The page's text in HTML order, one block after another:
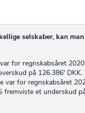
selskaber, kan
for regnskabsåret
på 126.386' DKK.
var for regnskabsåret
fremviste et underskud